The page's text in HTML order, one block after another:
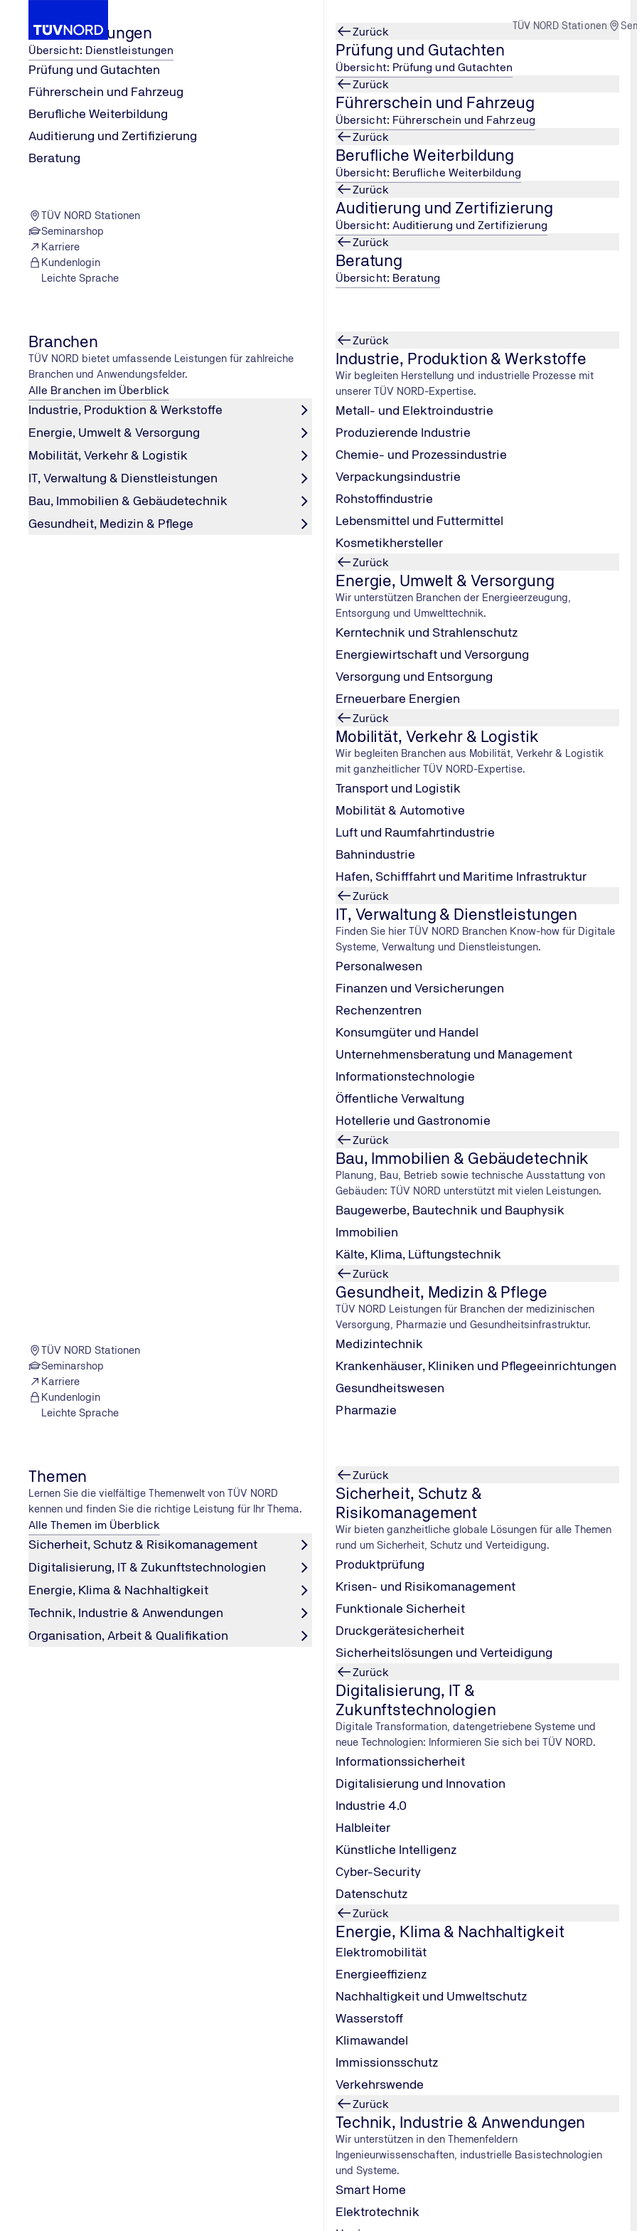
TÜV NORD Stationen
Dienstleistungen
Übersicht: Dienstleistungen
Prüfung und Gutachten
Führerschein und Fahrzeug
Berufliche Weiterbildung
Auditierung und Zertifizierung
Beratung
TÜV NORD Stationen
Seminarshop
Karriere
Kundenlogin
Leichte Sprache
Zurück
Prüfung und Gutachten
Übersicht: Prüfung und Gutachten
Zurück
Führerschein und Fahrzeug
Übersicht: Führerschein und Fahrzeug
Zurück
Berufliche Weiterbildung
Übersicht: Berufliche Weiterbildung
Zurück
Auditierung und Zertifizierung
Übersicht: Auditierung und Zertifizierung
Zurück
Beratung
Übersicht: Beratung
Branchen
TÜV NORD bietet umfassende Leistungen für zahlreiche
Branchen und Anwendungsfelder.
Alle Branchen im Überblick
Industrie, Produktion & Werkstoffe
Energie, Umwelt & Versorgung
Mobilität, Verkehr & Logistik
IT, Verwaltung & Dienstleistungen
Bau, Immobilien & Gebäudetechnik
Gesundheit, Medizin & Pflege
TÜV NORD Stationen
Seminarshop
Karriere
Kundenlogin
Leichte Sprache
Zurück
Industrie, Produktion & Werkstoffe
Wir begleiten Herstellung und industrielle Prozesse mit
unserer TÜV NORD-Expertise.
Metall- und Elektroindustrie
Produzierende Industrie
Chemie- und Prozessindustrie
Verpackungsindustrie
Rohstoffindustrie
Lebensmittel und Futtermittel
Kosmetikhersteller
Zurück
Energie, Umwelt & Versorgung
Wir unterstützen Branchen der Energieerzeugung,
Entsorgung und Umwelttechnik.
Kerntechnik und Strahlenschutz
Energiewirtschaft und Versorgung
Versorgung und Entsorgung
Erneuerbare Energien
Zurück
Mobilität, Verkehr & Logistik
Wir begleiten Branchen aus Mobilität, Verkehr & Logistik
mit ganzheitlicher TÜV NORD-Expertise.
Transport und Logistik
Mobilität & Automotive
Luft und Raumfahrtindustrie
Bahnindustrie
Hafen, Schifffahrt und Maritime Infrastruktur
Zurück
IT, Verwaltung & Dienstleistungen
Finden Sie hier TÜV NORD Branchen Know-how für Digitale
Systeme, Verwaltung und Dienstleistungen.
Personalwesen
Finanzen und Versicherungen
Rechenzentren
Konsumgüter und Handel
Unternehmensberatung und Management
Informationstechnologie
Öffentliche Verwaltung
Hotellerie und Gastronomie
Zurück
Bau, Immobilien & Gebäudetechnik
Planung, Bau, Betrieb sowie technische Ausstattung von
Gebäuden: TÜV NORD unterstützt mit vielen Leistungen.
Baugewerbe, Bautechnik und Bauphysik
Immobilien
Kälte, Klima, Lüftungstechnik
Zurück
Gesundheit, Medizin & Pflege
TÜV NORD Leistungen für Branchen der medizinischen
Versorgung, Pharmazie und Gesundheitsinfrastruktur.
Medizintechnik
Krankenhäuser, Kliniken und Pflegeeinrichtungen
Gesundheitswesen
Pharmazie
Themen
Lernen Sie die vielfältige Themenwelt von TÜV NORD
kennen und finden Sie die richtige Leistung für Ihr Thema.
Alle Themen im Überblick
Sicherheit, Schutz & Risikomanagement
Digitalisierung, IT & Zukunftstechnologien
Energie, Klima & Nachhaltigkeit
Technik, Industrie & Anwendungen
Organisation, Arbeit & Qualifikation
Zurück
Sicherheit, Schutz &
Risikomanagement
Wir bieten ganzheitliche globale Lösungen für alle Themen
rund um Sicherheit, Schutz und Verteidigung.
Produktprüfung
Krisen- und Risikomanagement
Funktionale Sicherheit
Druckgerätesicherheit
Sicherheitslösungen und Verteidigung
Zurück
Digitalisierung, IT &
Zukunftstechnologien
Digitale Transformation, datengetriebene Systeme und
neue Technologien: Informieren Sie sich bei TÜV NORD.
Informationssicherheit
Digitalisierung und Innovation
Industrie 4.0
Halbleiter
Künstliche Intelligenz
Cyber-Security
Datenschutz
Zurück
Energie, Klima & Nachhaltigkeit
Elektromobilität
Energieeffizienz
Nachhaltigkeit und Umweltschutz
Wasserstoff
Klimawandel
Immissionsschutz
Verkehrswende
Zurück
Technik, Industrie & Anwendungen
Wir unterstützen in den Themenfeldern
Ingenieurwissenschaften, industrielle Basistechnologien
und Systeme.
Smart Home
Elektrotechnik
Home
Entdeckt. Erklärt. Erzählt. De
r Podcast von #explore Mehr als nur ein schickes Logo...
: Wie man eine Marke erfolgreich macht
Mehr als nur ein schickes Logo: Wie man
eine Marke erfolgreich macht
Wir sprechen mit Sandra Hüsig und Stefan Reschke über gelungene
Eine Marke ist für viele Menschen der erste Berührungspunkt zu einem neuen Produkt, einem Service oder auch dem
erfolgreiche Marke eigentlich aus und welche strategischen Aspekte gilt es zu beachten?
Gleich zwei Marken-Expert:innen sind Gast der heutigen Folge. Sandra Hüsig verantwortet bei TÜV NORD die
Markenstratege bei der niederländischen Agentur total design.
welche Komponenten ineinander greifen müssen, um eine Marke erfolgreich zu machen
welche Punkte man am Anfang einer Umstellung beachten sollte
14.05.25
dritte Gebrauchte ist
Automotive